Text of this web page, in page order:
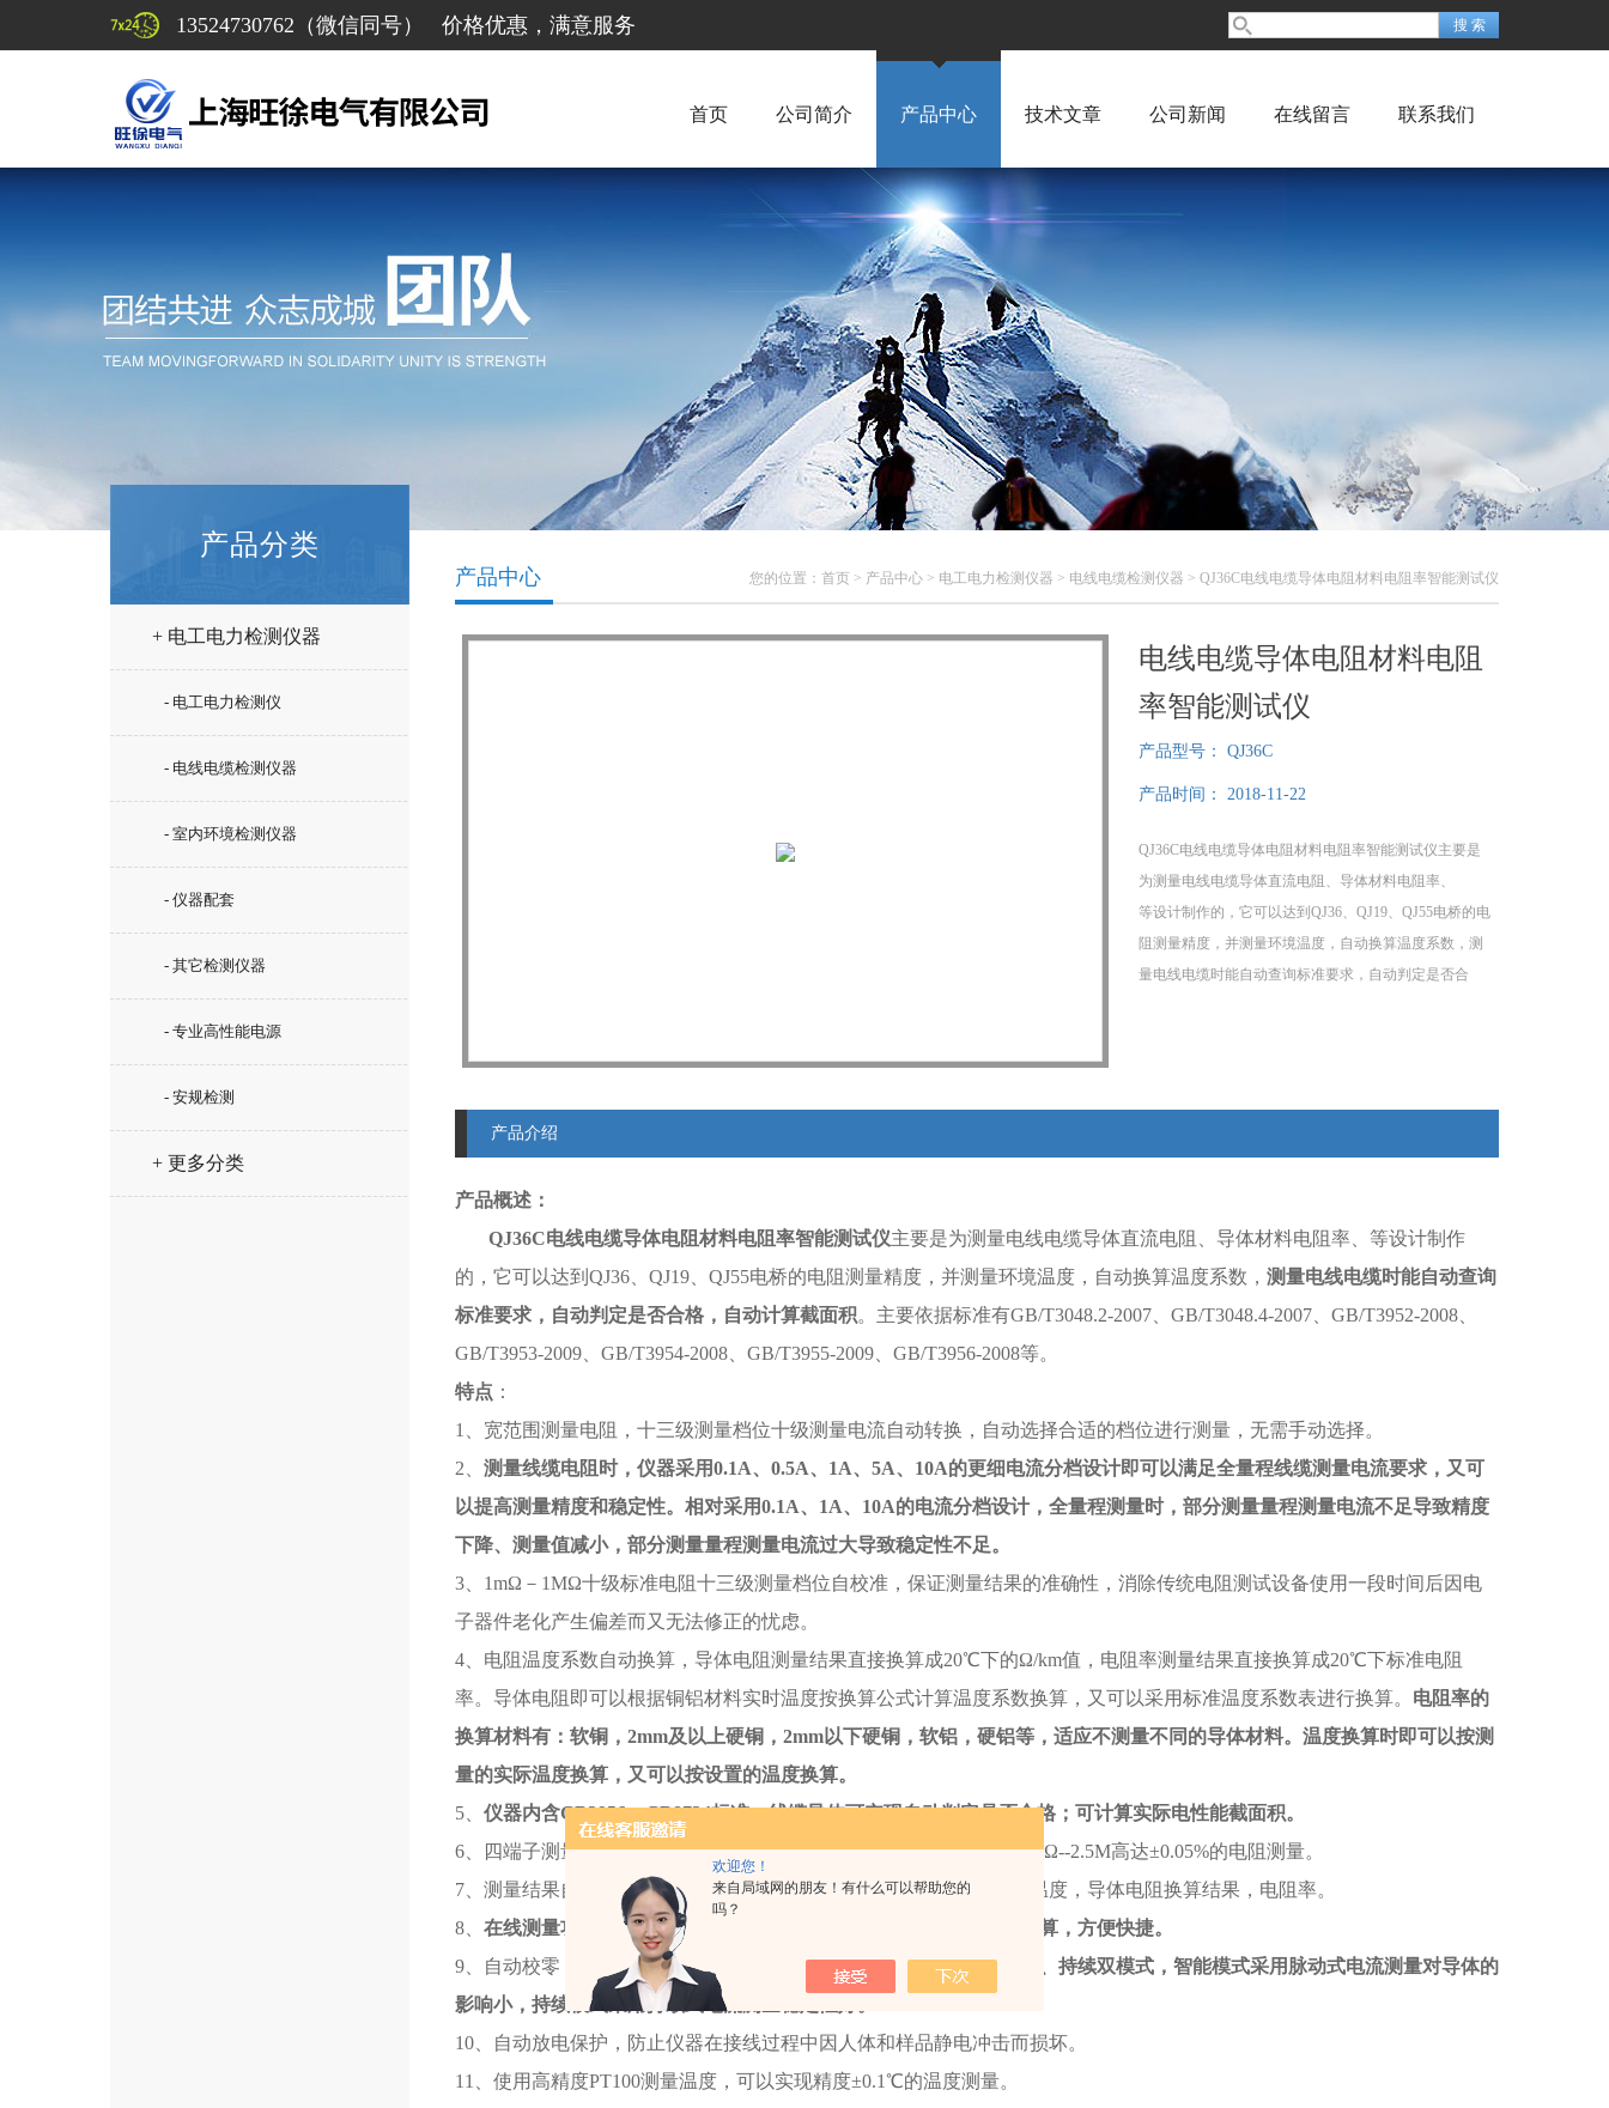
欢迎您！
来自局域网的朋友！有什么可以帮助您的
吗？
13524730762（微信同号） 价格优惠，满意服务
首页 公司简介 产品中心 技术文章 公司新闻 在线留言 联系我们
产品分类
+ 电工电力检测仪器
- 电工电力检测仪
- 电线电缆检测仪器
- 室内环境检测仪器
- 仪器配套
- 其它检测仪器
- 专业高性能电源
- 安规检测
+ 更多分类
您的位置： 首页 > 产品中心 > 电工电力检测仪器 > 电线电缆检测仪器 > QJ36C电线电缆导体电阻材料电阻率智能测试仪
产品中心
电线电缆导体电阻材料电阻
率智能测试仪
产品型号： QJ36C
产品时间： 2018-11-22
QJ36C电线电缆导体电阻材料电阻率智能测试仪主要是
为测量电线电缆导体直流电阻、导体材料电阻率、
等设计制作的，它可以达到QJ36、QJ19、QJ55电桥的电
阻测量精度，并测量环境温度，自动换算温度系数，测
量电线电缆时能自动查询标准要求，自动判定是否合
产品介绍
产品概述：
QJ36C电线电缆导体电阻材料电阻率智能测试仪主要是为测量电线电缆导体直流电阻、导体材料电阻率、等设计制作
的，它可以达到QJ36、QJ19、QJ55电桥的电阻测量精度，并测量环境温度，自动换算温度系数， 测量电线电缆时能自动查询
标准要求，自动判定是否合格，自动计算截面积。主要依据标准有GB/T3048.2-2007、GB/T3048.4-2007、GB/T3952-2008、
GB/T3953-2009、GB/T3954-2008、GB/T3955-2009、GB/T3956-2008等。
特点 ：
1、宽范围测量电阻，十三级测量档位十级测量电流自动转换，自动选择合适的档位进行测量，无需手动选择。
2、 测量线缆电阻时，仪器采用0.1A、 0.5A、 1A、 5A、 10A的更细电流分档设计即可以满足全量程线缆测量电流要求，又可
以提高测量精度和稳定性。相对采用0.1A、 1A、 10A的电流分档设计，全量程测量时，部分测量量程测量电流不足导致精度
下降、测量值减小，部分测量量程测量电流过大导致稳定性不足。
3、1mΩ－1MΩ十级标准电阻十三级测量档位自校准，保证测量结果的准确性，消除传统电阻测试设备使用一段时间后因电
子器件老化产生偏差而又无法修正的忧虑。
4、电阻温度系数自动换算，导体电阻测量结果直接换算成20℃下的Ω/km值，电阻率测量结果直接换算成20℃下标准电阻
率。导体电阻即可以根据铜铝材料实时温度按换算公式计算温度系数换算，又可以采用标准温度系数表进行换算。 电阻率的
换算材料有：软铜， 2mm及以上硬铜， 2mm以下硬铜，软铝，硬铝等，适应不测量不同的导体材料。温度换算时即可以按测
量的实际温度换算，又可以按设置的温度换算。
5、 仪器内含GB3956、GB8734标准，线缆导体可实现自动判定是否合格；可计算实际电性能截面积。
6、四端子测量法，自动消除接触电阻误差，测量精度高，可实现0.01uΩ--2.5M高达±0.05%的电阻测量。
7、测量结果自动保存，可保存100条，可随时查询测量电阻值，环境温度，导体电阻换算结果，电阻率。
8、 在线测量功能，可以直接测量正在生产过程中电缆导体值并自动换算，方便快捷。
9、自动校零，正反向测量，以减少测量电流产生的热电势影响。
智能、持续双模式，智能模式采用脉动式电流测量对导体的
影响小，持续模式采用持续式电流测量稳定性好。
10、自动放电保护，防止仪器在接线过程中因人体和样品静电冲击而损坏。
11、使用高精度PT100测量温度，可以实现精度±0.1℃的温度测量。